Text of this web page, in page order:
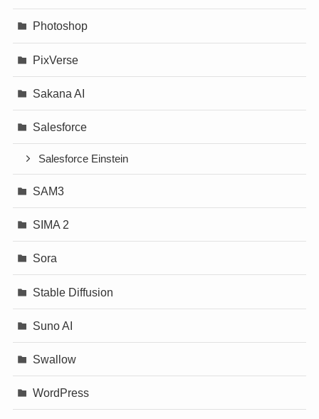
Photoshop
PixVerse
Sakana AI
Salesforce
Salesforce Einstein
SAM3
SIMA 2
Sora
Stable Diffusion
Suno AI
Swallow
WordPress